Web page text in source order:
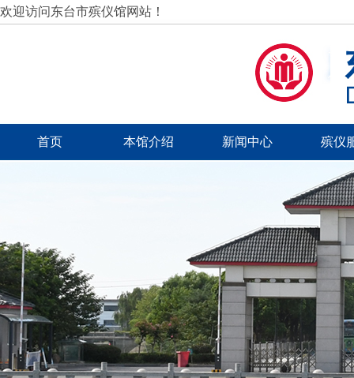
欢迎访问东台市殡仪馆网站！
首页 本馆介绍 新闻中心 殡仪